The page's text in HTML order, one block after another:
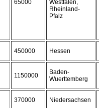
65000
Westfalen,
Rheinland-
Pfalz
450000 Hessen
1150000
Baden-
Wuerttemberg
370000 Niedersachsen